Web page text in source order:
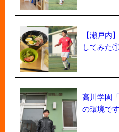
【瀬戸内
してみた
高川学園
の環境です